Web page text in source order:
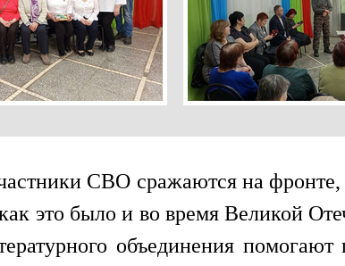
СВО сражаются на
это было и во время Великой
объединения